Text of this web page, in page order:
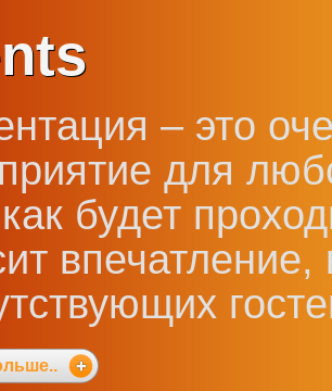
– это
для
будет
впечатление,